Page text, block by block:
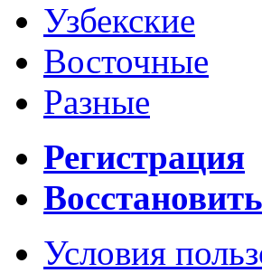
Узбекские
Восточные
Разные
Регистрация
Условия